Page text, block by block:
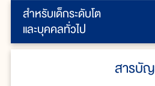
สำหรับเด็กระดับโต
และบุคคลทั่วไป
สารบัญ